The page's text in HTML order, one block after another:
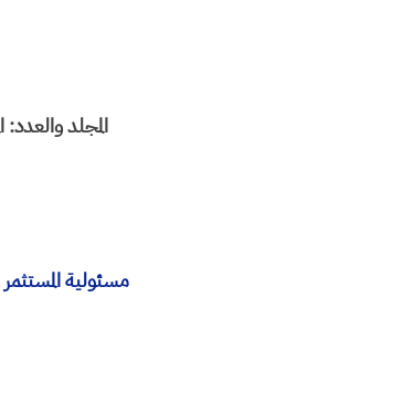
المجلد والعدد: المجلد 14، العدد 1،
مسئولیة